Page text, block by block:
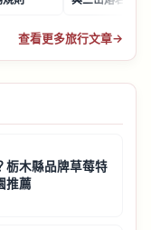
查看更多旅行文章→
栃木縣品牌草莓特
推薦